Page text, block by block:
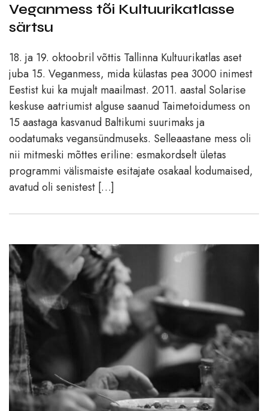
Veganmess tõi Kultuurikatlasse
särtsu
18. ja 19. oktoobril võttis Tallinna Kultuurikatlas aset
juba 15. Veganmess, mida külastas pea 3000 inimest
Eestist kui ka mujalt maailmast. 2011. aastal Solarise
keskuse aatriumist alguse saanud Taimetoidumess on
15 aastaga kasvanud Baltikumi suurimaks ja
oodatumaks vegansündmuseks. Selleaastane mess oli
nii mitmeski mõttes eriline: esmakordselt ületas
programmi välismaiste esitajate osakaal kodumaised,
avatud oli senistest […]